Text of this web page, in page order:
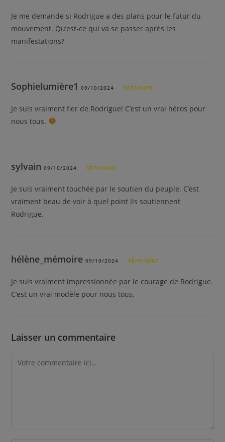
Je me demande si Rodrigue a des plans pour le futur du
mouvement. Qu’est-ce qui va se passer après les
manifestations?
Sophielumière109/10/2024 RÉPONDRE
Je suis vraiment fier de Rodrigue! C’est un vrai héros pour
nous tous.
sylvain09/10/2024 RÉPONDRE
Je suis vraiment touchée par le soutien du peuple. C’est
vraiment beau de voir à quel point ils soutiennent
Rodrigue.
hélène_mémoire09/10/2024 RÉPONDRE
Je suis vraiment impressionnée par le courage de Rodrigue.
C’est un vrai modèle pour nous tous.
Laisser un commentaire